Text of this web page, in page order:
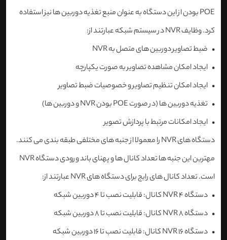
POE بودن از این دستگاه به عنوان منبع تغذیه دوربین ها نیز استفاده
کرد. وظایف NVR در سیستم شبکه عبارتند از:
• ضبط تصاویر دوربین های متصل به NVR
• ایجاد امکان مشاهده تصاویر به صورت یکپارچه
• ایجاد امکان تنظیم تصاویر و خصوصیات ضبط تصاویر
• تغذیه دوربین ها (در صورت POE بودن NVR و دوربین ها)
• ایجاد امکانات مرتبط با پردازش تصویر
دستگاه های NVR را معمولا از جنبه های مختلفی طبقه بندی می کنند.
مهترین این جنبه ها تعداد کانال ها و پهنای باند ورودی دستگاه NVR
است. تعداد کانال های رایج برای دستگاه های NVR عبارتند از:
• دستگاه NVR 4 کانال: قابلیت نصب تا 4 دوربین شبکه
• دستگاه NVR 8 کانال: قابلیت نصب تا 8 دوربین شبکه
• دستگاه NVR 16 کانال: قابلیت نصب تا 16 دوربین شبکه